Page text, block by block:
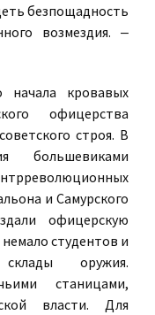
безпощадность
возмездия. ‒
кровавых
офицерства
строя. В
большевиками
и Самурского
офицерскую
студентов и
склады оружия.
станицами,
власти. Для